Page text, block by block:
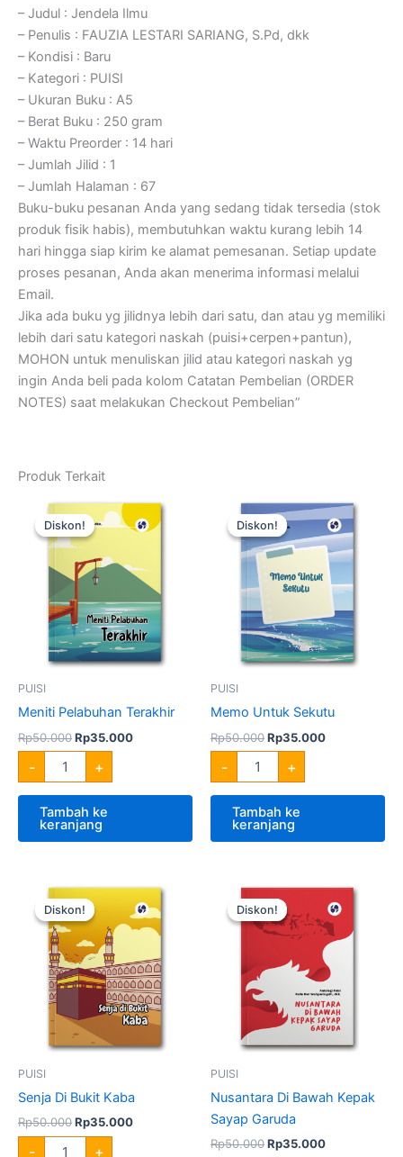
– Judul : Jendela Ilmu
– Penulis : FAUZIA LESTARI SARIANG, S.Pd, dkk
– Kondisi : Baru
– Kategori : PUISI
– Ukuran Buku : A5
– Berat Buku : 250 gram
– Waktu Preorder : 14 hari
– Jumlah Jilid : 1
– Jumlah Halaman : 67
Buku-buku pesanan Anda yang sedang tidak tersedia (stok
produk fisik habis), membutuhkan waktu kurang lebih 14
hari hingga siap kirim ke alamat pemesanan. Setiap update
proses pesanan, Anda akan menerima informasi melalui
Email.
Jika ada buku yg jilidnya lebih dari satu, dan atau yg memiliki
lebih dari satu kategori naskah (puisi+cerpen+pantun),
MOHON untuk menuliskan jilid atau kategori naskah yg
ingin Anda beli pada kolom Catatan Pembelian (ORDER
NOTES) saat melakukan Checkout Pembelian”
Produk Terkait
Diskon!
Diskon!
PUISI
Meniti Pelabuhan Terakhir
Rp50.000
Harga
aslinya
adalah:
Rp50.000.
Rp35.000
Harga
saat
ini
Rp35.000.
-
Kuantitas
Meniti
Pelabuhan
Terakhir
+
Tambah ke
keranjang
Diskon!
Diskon!
PUISI
Memo Untuk Sekutu
Rp50.000
Harga
aslinya
adalah:
Rp50.000.
Rp35.000
Harga
saat
ini
adalah:
Rp35.000.
-
Kuantitas
Memo
Untuk
Sekutu
+
Tambah ke
keranjang
Diskon!
Diskon!
PUISI
Senja Di Bukit Kaba
Rp50.000
Harga
aslinya
adalah:
Rp50.000.
Rp35.000
Harga
saat
ini
adalah:
-
Kuantitas
Senja
Di
Bukit
Kaba
+
Diskon!
Diskon!
PUISI
Nusantara Di Bawah Kepak
Sayap Garuda
Rp50.000
Harga
aslinya
adalah:
Rp50.000.
Rp35.000
Harga
saat
ini
adalah:
Rp35.000.
Kuantitas
Nusantara
Di
Sayap
Garuda